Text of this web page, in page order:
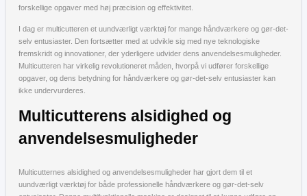
forskellige opgaver med høj præcision og effektivitet.
I dag er multicutteren et uundværligt værktøj for mange håndværkere og gør-det-
selv entusiaster. Den fortsætter med at udvikle sig med nye teknologiske
fremskridt og innovationer, der yderligere udvider dens anvendelsesmuligheder.
Multicutteren har virkelig revolutioneret måden, hvorpå vi udfører forskellige
opgaver, og dens betydning for håndværkere og gør-det-selv entusiaster kan
ikke undervurderes.
Multicutterens alsidighed og
anvendelsesmuligheder
Multicutternes alsidighed og anvendelsesmuligheder har gjort dem til et
uundværligt værktøj for både professionelle håndværkere og gør-det-selv